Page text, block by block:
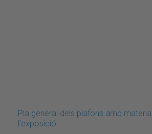
Pla general dels plafons amb
l'exposició